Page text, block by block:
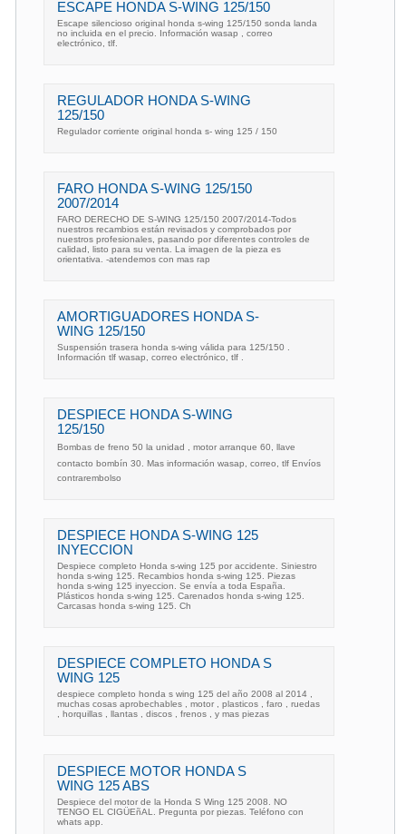
ESCAPE HONDA S-WING 125/150
Escape silencioso original honda s-wing 125/150 sonda landa
no incluida en el precio. Información wasap , correo
electrónico, tlf.
REGULADOR HONDA S-WING
125/150
Regulador corriente original honda s- wing 125 / 150
FARO HONDA S-WING 125/150
2007/2014
FARO DERECHO DE S-WING 125/150 2007/2014-Todos
nuestros recambios están revisados y comprobados por
nuestros profesionales, pasando por diferentes controles de
calidad, listo para su venta. La imagen de la pieza es
orientativa. -atendemos con mas rap
AMORTIGUADORES HONDA S-
WING 125/150
Suspensión trasera honda s-wing válida para 125/150 .
Información tlf wasap, correo electrónico, tlf .
DESPIECE HONDA S-WING
125/150
Bombas de freno 50 la unidad , motor arranque 60, llave
contacto bombín 30. Mas información wasap, correo, tlf Envíos
contrarembolso
DESPIECE HONDA S-WING 125
INYECCION
Despiece completo Honda s-wing 125 por accidente. Siniestro
honda s-wing 125. Recambios honda s-wing 125. Piezas
honda s-wing 125 inyeccion. Se envía a toda España.
Plásticos honda s-wing 125. Carenados honda s-wing 125.
Carcasas honda s-wing 125. Ch
DESPIECE COMPLETO HONDA S
WING 125
despiece completo honda s wing 125 del año 2008 al 2014 ,
muchas cosas aprobechables , motor , plasticos , faro , ruedas
, horquillas , llantas , discos , frenos , y mas piezas
DESPIECE MOTOR HONDA S
WING 125 ABS
Despiece del motor de la Honda S Wing 125 2008. NO
TENGO EL CIGÜEñAL. Pregunta por piezas. Teléfono con
whats app.